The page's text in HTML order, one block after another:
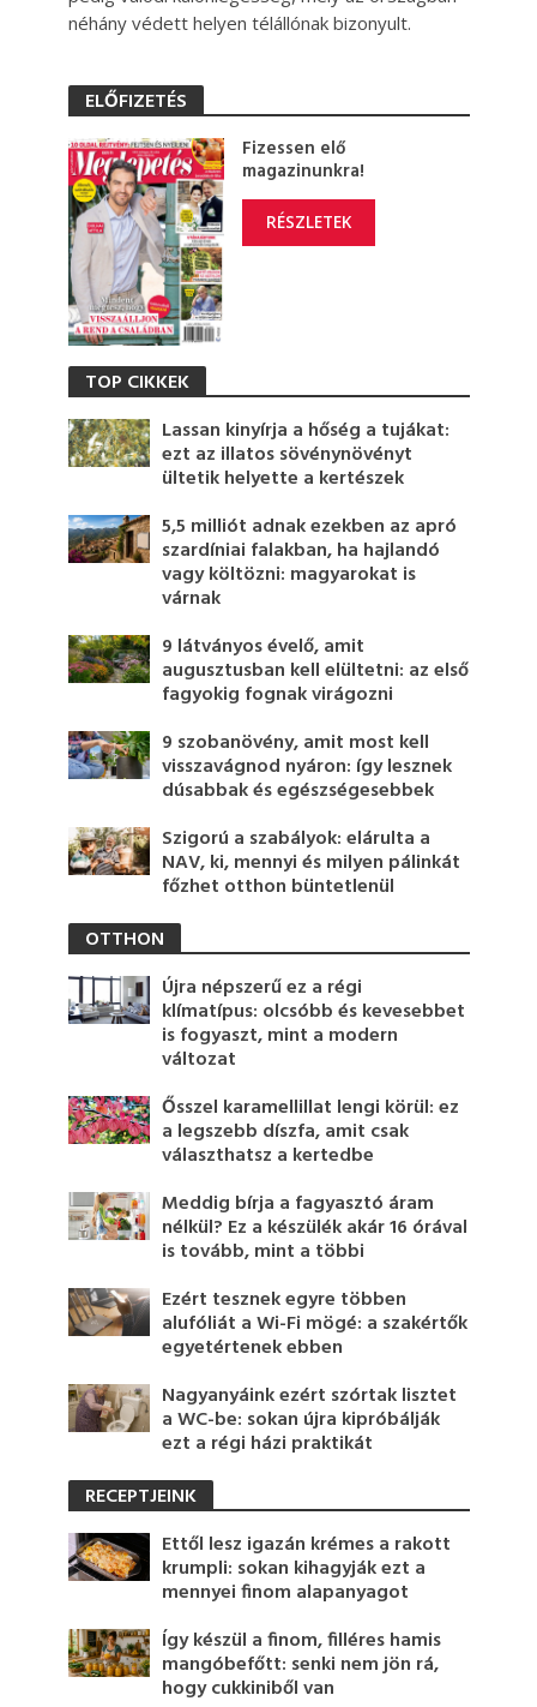
néhány védett helyen télállónak bizonyult.
ELŐFIZETÉS
Fizessen elő
magazinunkra!
RÉSZLETEK
TOP CIKKEK
Lassan kinyírja a hőség a tujákat:
ezt az illatos sövénynövényt
ültetik helyette a kertészek
5,5 milliót adnak ezekben az apró
szardíniai falakban, ha hajlandó
vagy költözni: magyarokat is
várnak
9 látványos évelő, amit
augusztusban kell elültetni: az első
fagyokig fognak virágozni
9 szobanövény, amit most kell
visszavágnod nyáron: így lesznek
dúsabbak és egészségesebbek
Szigorú a szabályok: elárulta a
NAV, ki, mennyi és milyen pálinkát
főzhet otthon büntetlenül
OTTHON
Újra népszerű ez a régi
klímatípus: olcsóbb és kevesebbet
is fogyaszt, mint a modern
változat
Ősszel karamellillat lengi körül: ez
a legszebb díszfa, amit csak
választhatsz a kertedbe
Meddig bírja a fagyasztó áram
nélkül? Ez a készülék akár 16 órával
is tovább, mint a többi
Ezért tesznek egyre többen
alufóliát a Wi-Fi mögé: a szakértők
egyetértenek ebben
Nagyanyáink ezért szórtak lisztet
a WC-be: sokan újra kipróbálják
ezt a régi házi praktikát
RECEPTJEINK
Ettől lesz igazán krémes a rakott
krumpli: sokan kihagyják ezt a
mennyei finom alapanyagot
Így készül a finom, filléres hamis
mangóbefőtt: senki nem jön rá,
hogy cukkiniből van